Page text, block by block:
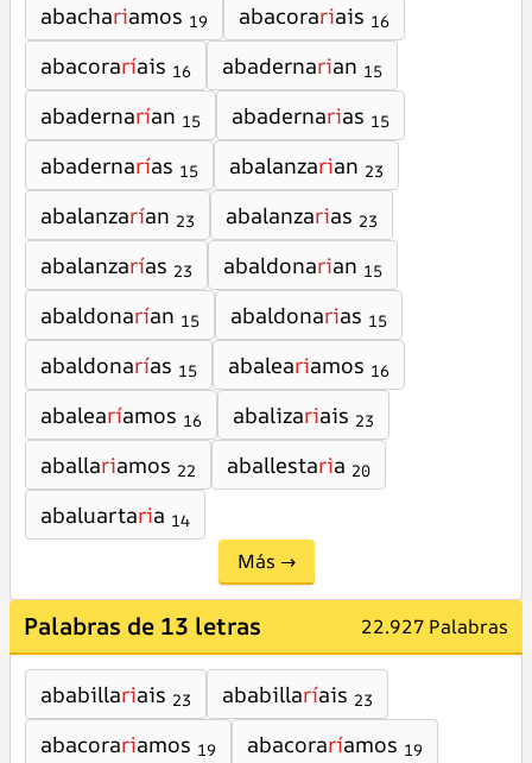
abachariamos 19 abacorariais 16
abacoraríais 16 abadernarian 15
abadernarían 15 abadernarias 15
abadernarías 15 abalanzarian 23
abalanzarían 23 abalanzarias 23
abalanzarías 23 abaldonarian 15
abaldonarían 15 abaldonarias 15
abaldonarías 15 abaleariamos 16
abalearíamos 16 abalizariais 23
aballariamos 22 aballestaria 20
abaluartaria 14
Más →
Palabras de 13 letras 22.927 Palabras
ababillariais 23 ababillaríais 23
abacorariamos 19 abacoraríamos 19